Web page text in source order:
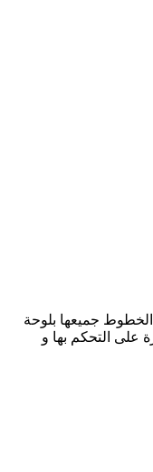
الخطوط جميعها بلوحة
على التحكم بها و